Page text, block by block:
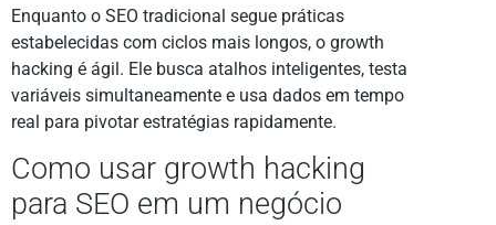
Enquanto o SEO tradicional segue práticas
estabelecidas com ciclos mais longos, o growth
hacking é ágil. Ele busca atalhos inteligentes, testa
variáveis simultaneamente e usa dados em tempo
real para pivotar estratégias rapidamente.
Como usar growth hacking
para SEO em um negócio